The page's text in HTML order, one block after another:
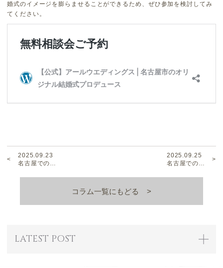
婚式のイメージを膨らませることができるため、ぜひ参加を検討してみ
てください。
2025.09.23
名古屋での…
2025.09.25
名古屋での…
コラム一覧にもどる
LATEST POST